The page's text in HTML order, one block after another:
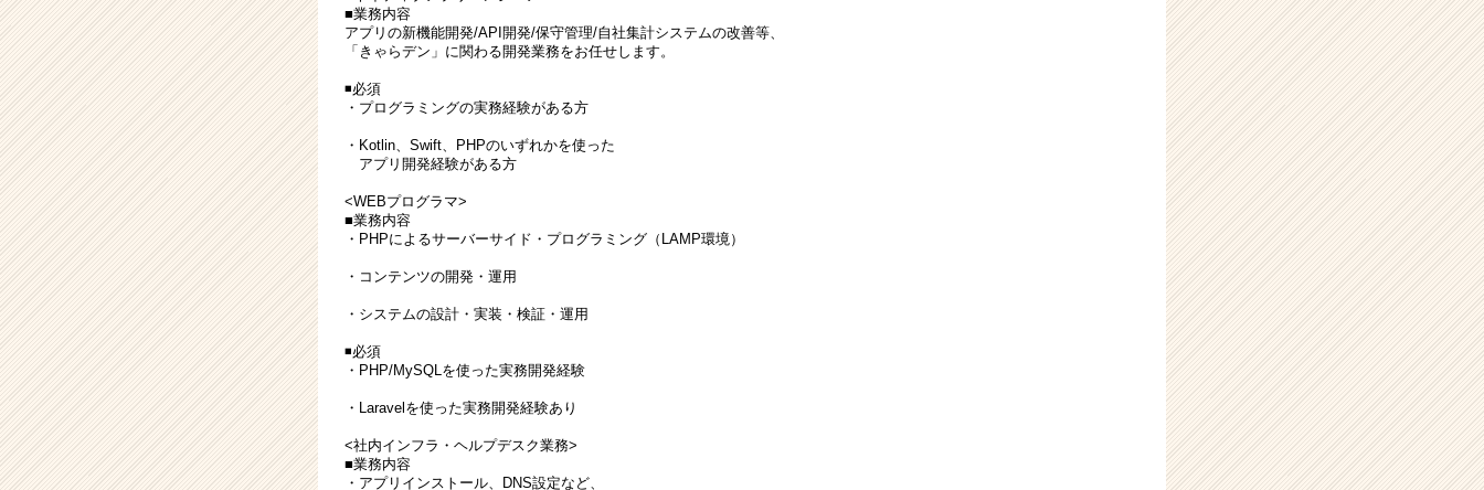
■業務内容
アプリの新機能開発/API開発/保守管理/自社集計システムの改善等、
「きゃらデン」に関わる開発業務をお任せします。
◾️必須
・プログラミングの実務経験がある方
・Kotlin、Swift、PHPのいずれかを使った
アプリ開発経験がある方
<WEBプログラマ>
■業務内容
・PHPによるサーバーサイド・プログラミング（LAMP環境）
・コンテンツの開発・運用
・システムの設計・実装・検証・運用
◾️必須
・PHP/MySQLを使った実務開発経験
・Laravelを使った実務開発経験あり
<社内インフラ・ヘルプデスク業務>
■業務内容
・アプリインストール、DNS設定など、